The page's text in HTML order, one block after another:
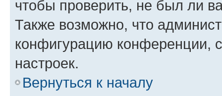
чтобы проверить, не был ли
Также возможно, что
конфигурацию конференции,
настроек.
Вернуться к началу